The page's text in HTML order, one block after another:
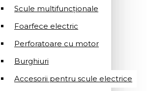
Scule multifuncționale
Foarfece electric
Perforatoare cu motor
Burghiuri
Accesorii pentru scule electrice